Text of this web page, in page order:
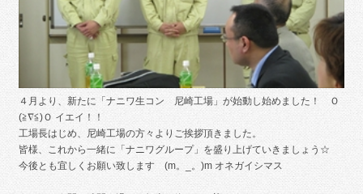
４月より、新たに「ナニワ生コン 尼崎工場」が始動し始めました！ Ｏ
(≧∇≦)Ｏ イエイ！！
工場長はじめ、尼崎工場の方々よりご挨拶頂きました。
皆様、これから一緒に「ナニワグループ」を盛り上げていきましょう☆
今後とも宜しくお願い致します (m。_。)m オネガイシマス